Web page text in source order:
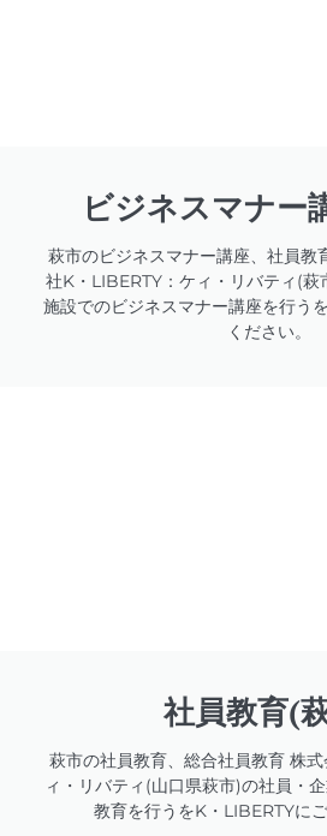
ビジネスマナー
萩市のビジネスマナー講座、社員教
社K・LIBERTY：ケィ・リバティ(萩
施設でのビジネスマナー講座を行う
ください。
社員教育(
萩市の社員教育、総合社員教育 株
ィ・リバティ(山口県萩市)の社員・
教育を行うをK・LIBERTYにご